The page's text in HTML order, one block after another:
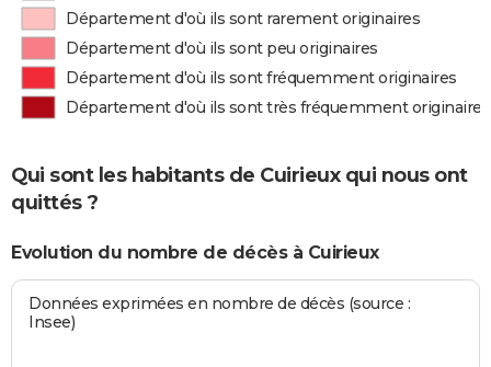
Département d'où ils sont rarement originaires
Département d'où ils sont peu originaires
Département d'où ils sont fréquemment originaires
Département d'où ils sont très fréquemment originaires
Qui sont les habitants de Cuirieux qui nous ont
quittés ?
Evolution du nombre de décès à Cuirieux
Données exprimées en nombre de décès (source :
Insee)